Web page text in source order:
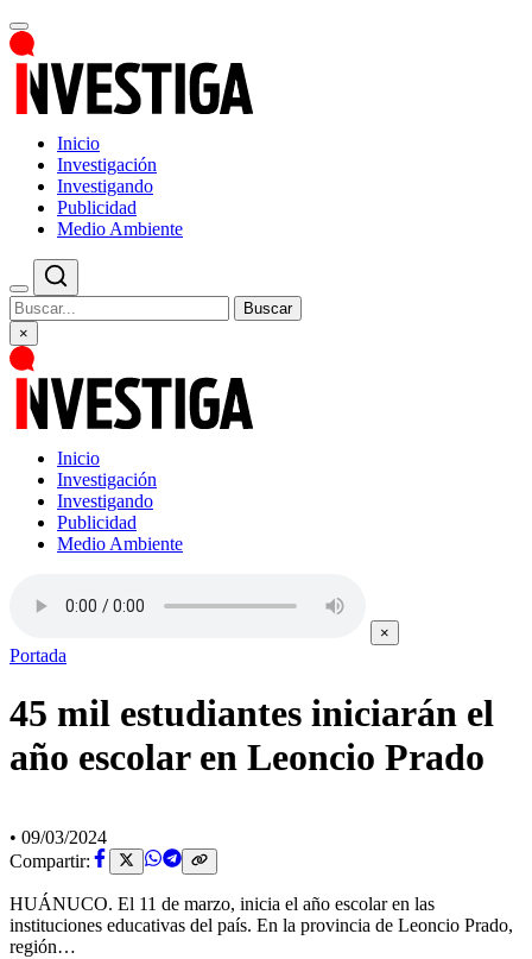
Inicio
Investigación
Investigando
Publicidad
Medio Ambiente
Buscar
×
Inicio
Investigación
Investigando
Publicidad
Medio Ambiente
×
Portada
45 mil estudiantes iniciarán el
año escolar en Leoncio Prado
• 09/03/2024
Compartir:
HUÁNUCO. El 11 de marzo, inicia el año escolar en las
instituciones educativas del país. En la provincia de Leoncio Prado,
región…